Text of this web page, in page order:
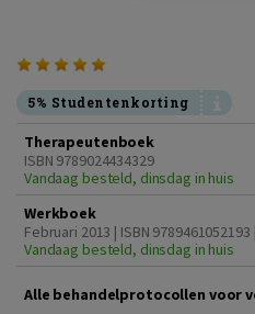
5% Studentenkorting
Therapeutenboek
ISBN 9789024434329
Vandaag besteld, dinsdag in huis
Werkboek
Februari 2013 | ISBN
Vandaag besteld, dinsdag in huis
Alle behandelprotocollen voor